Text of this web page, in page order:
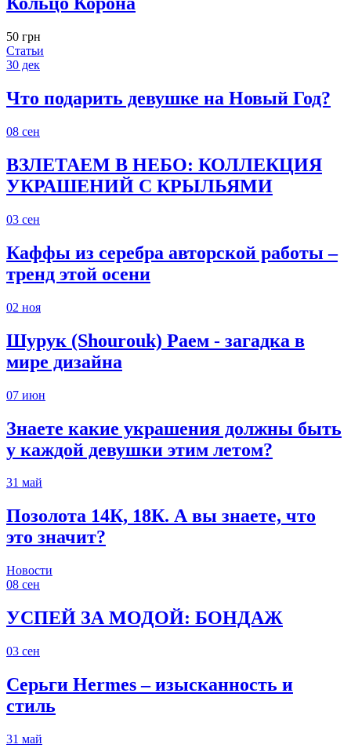
50 грн
Статьи
30 дек
Что подарить девушке на Новый Год?
08 сен
ВЗЛЕТАЕМ В НЕБО: КОЛЛЕКЦИЯ
УКРАШЕНИЙ С КРЫЛЬЯМИ
03 сен
Каффы из серебра авторской работы –
тренд этой осени
02 ноя
Шурук (Shourouk) Раем - загадка в
мире дизайна
07 июн
Знаете какие украшения должны быть
у каждой девушки этим летом?
31 май
Позолота 14К, 18К. А вы знаете, что
это значит?
Новости
08 сен
УСПЕЙ ЗА МОДОЙ: БОНДАЖ
03 сен
Серьги Hermes – изысканность и
стиль
31 май